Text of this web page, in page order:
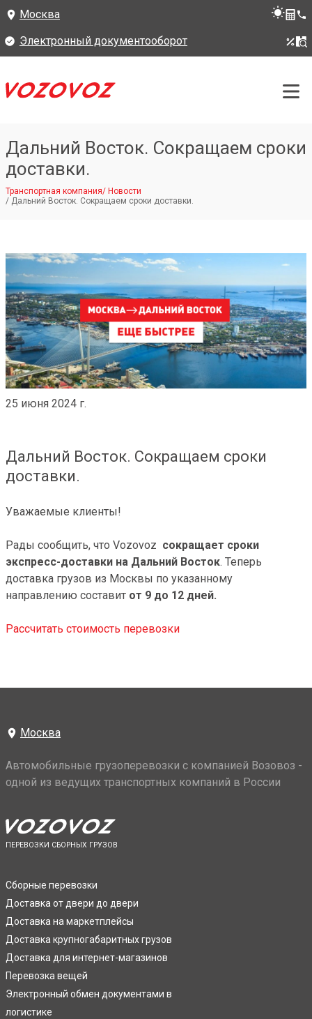
Москва
Электронный документооборот
Дальний Восток. Сокращаем сроки
доставки.
Транспортная компания/ Новости
/ Дальний Восток. Сокращаем сроки доставки.
25 июня 2024 г.
Дальний Восток. Сокращаем сроки
доставки.
Уважаемые клиенты!
Рады сообщить, что Vozovoz сокращает сроки
экспресс-доставки на Дальний Восток. Теперь
доставка грузов из Москвы по указанному
направлению составит от 9 до 12 дней.
Рассчитать стоимость перевозки
Москва
Автомобильные грузоперевозки с компанией Возовоз -
одной из ведущих транспортных компаний в России
ПЕРЕВОЗКИ СБОРНЫХ ГРУЗОВ
Сборные перевозки
Доставка от двери до двери
Доставка на маркетплейсы
Доставка крупногабаритных грузов
Доставка для интернет-магазинов
Перевозка вещей
Электронный обмен документами в
логистике